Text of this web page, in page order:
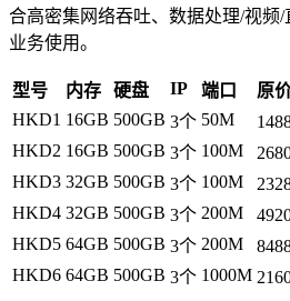
合高密集网络吞吐、数据处理/视频
业务使用。
型号 内存 硬盘 IP 端口 原
HKD1 16GB 500GB 3个 50M
HKD2 16GB 500GB 3个 100M
HKD3 32GB 500GB 3个 100M
HKD4 32GB 500GB 3个 200M
HKD5 64GB 500GB 3个 200M
HKD6 64GB 500GB 3个 1000M